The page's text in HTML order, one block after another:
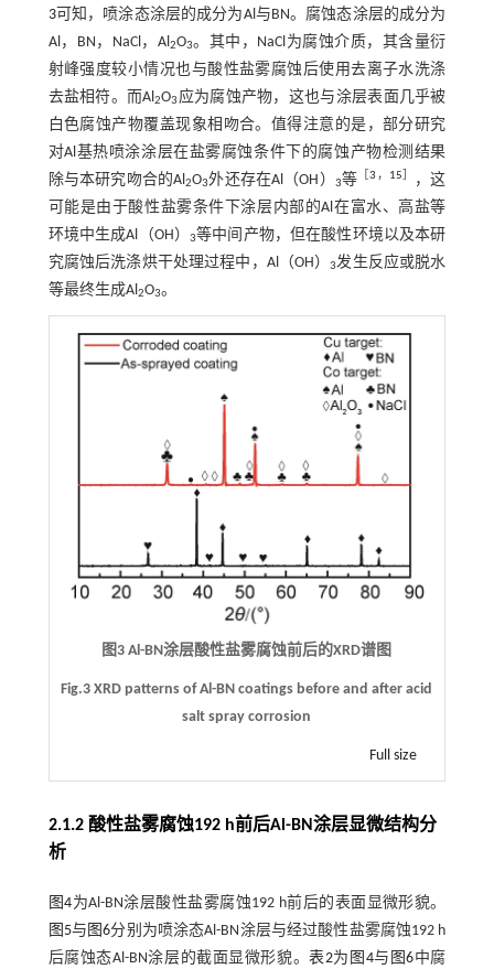
3可知，喷涂态涂层的成分为Al与BN。腐蚀态涂层的成分为
Al，BN，NaCl，Al 2O3。其中，NaCl为腐蚀介质，其含量衍
射峰强度较小情况也与酸性盐雾腐蚀后使用去离子水洗涤
去盐相符。而Al2O3 应为腐蚀产物，这也与涂层表面几乎被
白色腐蚀产物覆盖现象相吻合。值得注意的是，部分研究
对Al基热喷涂涂层在盐雾腐蚀条件下的腐蚀产物检测结果
除与本研究吻合的Al2O3外还存在Al（OH） 3等 ［3 ， 15
，这
可能是由于酸性盐雾条件下涂层内部的Al在富水、高盐等
环境中生成Al（OH）
3等中间产物，但在酸性环境以及本研
究腐蚀后洗涤烘干处理过程中，Al（OH）3发生反应或脱水
等最终生成Al 2O3。
图3 Al-BN涂层酸性盐雾腐蚀前后的XRD谱图
Fig.3 XRD patterns of Al-BN coatings before and after acid
salt spray corrosion
Full size
2.1.2 酸性盐雾腐蚀192 h前后Al-BN涂层显微结构分
析
图4为Al-BN涂层酸性盐雾腐蚀192 h前后的表面显微形貌。
图5与 图6分别为喷涂态Al-BN涂层与经过酸性盐雾腐蚀192 h
后腐蚀态Al-BN涂层的截面显微形貌。表2为 图4与 图6中腐